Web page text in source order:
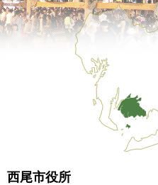
西尾市役所